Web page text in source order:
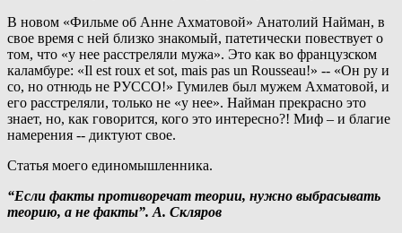
В новом «Фильме об Анне Ахматовой» Анатолий Найман, в
свое время с ней близко знакомый, патетически повествует о
том, что «у нее расстреляли мужа». Это как во французском
каламбуре: «Il est roux et sot, mais pas un Rousseau!» -- «Он ру и
со, но отнюдь не РУССО!» Гумилев был мужем Ахматовой, и
его расстреляли, только не «у нее». Найман прекрасно это
знает, но, как говорится, кого это интересно?! Миф – и благие
намерения -- диктуют свое.
Статья моего единомышленника.
“Если факты противоречат теории, нужно выбрасывать
теорию, а не факты”. А. Скляров